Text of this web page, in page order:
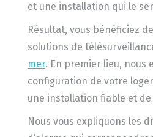
et une installation qui le
Résultat, vous bénéficiez
solutions de
mer. En premier lieu, nous
configuration de votre
une installation fiable et
Nous vous expliquons les